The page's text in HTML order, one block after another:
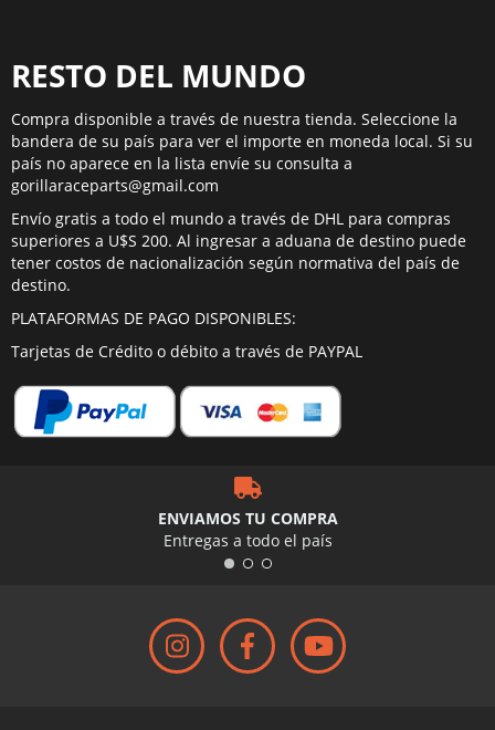
RESTO DEL MUNDO
Compra disponible a través de nuestra tienda. Seleccione la
bandera de su país para ver el importe en moneda local. Si su
país no aparece en la lista envíe su consulta a
gorillaraceparts@gmail.com
Envío gratis a todo el mundo a través de DHL para compras
superiores a U$S 200. Al ingresar a aduana de destino puede
tener costos de nacionalización según normativa del país de
destino.
PLATAFORMAS DE PAGO DISPONIBLES:
Tarjetas de Crédito o débito a través de PAYPAL
ENVIAMOS TU COMPRA
Entregas a todo el país